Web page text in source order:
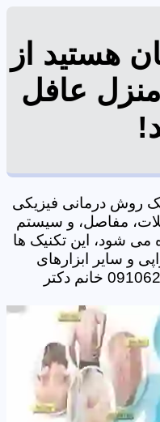
هستید از
منزل عافل
یک روش درمانی فیزیکی
مفاصل، و سیستم
شود، این تکنیک ها
و سایر ابزارهای
فیزیک درمانی می شود. 09106210197 خانم دکتر